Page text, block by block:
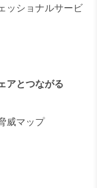
ッショナルサービ
アとつながる
威マップ